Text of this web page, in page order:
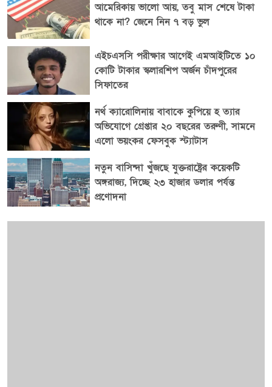
আমেরিকায় ভালো আয়, তবু মাস শেষে টাকা
থাকে না? জেনে নিন ৭ বড় ভুল
এইচএসসি পরীক্ষার আগেই এমআইটিতে ১০
কোটি টাকার স্কলারশিপ অর্জন চাঁদপুরের
সিফাতের
নর্থ ক্যারোলিনায় বাবাকে কুপিয়ে হ ত্যার
অভিযোগে গ্রেপ্তার ২০ বছরের তরুণী, সামনে
এলো ভয়ংকর ফেসবুক স্ট্যাটাস
নতুন বাসিন্দা খুঁজছে যুক্তরাষ্ট্রের কয়েকটি
অঙ্গরাজ্য, দিচ্ছে ২৩ হাজার ডলার পর্যন্ত
প্রণোদনা